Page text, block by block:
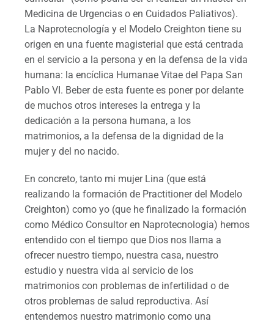
Medicina de Urgencias o en Cuidados Paliativos).
La Naprotecnología y el Modelo Creighton tiene su
origen en una fuente magisterial que está centrada
en el servicio a la persona y en la defensa de la vida
humana: la encíclica Humanae Vitae del Papa San
Pablo VI. Beber de esta fuente es poner por delante
de muchos otros intereses la entrega y la
dedicación a la persona humana, a los
matrimonios, a la defensa de la dignidad de la
mujer y del no nacido.
En concreto, tanto mi mujer Lina (que está
realizando la formación de Practitioner del Modelo
Creighton) como yo (que he finalizado la formación
como Médico Consultor en Naprotecnologia) hemos
entendido con el tiempo que Dios nos llama a
ofrecer nuestro tiempo, nuestra casa, nuestro
estudio y nuestra vida al servicio de los
matrimonios con problemas de infertilidad o de
otros problemas de salud reproductiva. Así
entendemos nuestro matrimonio como una